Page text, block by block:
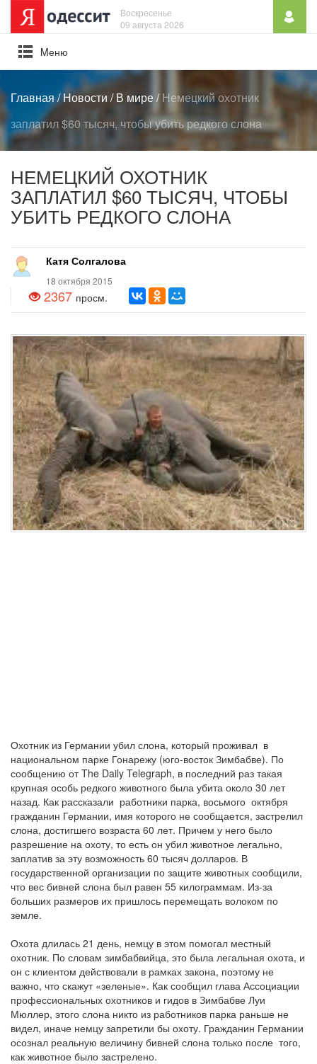
Воскресенье
09 августа 2026
Mеню
Главная/Новости /В мире/Немецкий охотник
заплатил $60 тысяч, чтобы убить редкого слона
НЕМЕЦКИЙ ОХОТНИК
ЗАПЛАТИЛ $60 ТЫСЯЧ, ЧТОБЫ
УБИТЬ РЕДКОГО СЛОНА
Катя Солгалова
18 октября 2015
2367 просм.
Охотник из Германии убил слона, который проживал в
национальном парке Гонарежу (юго-восток Зимбабве). По
сообщению от The Daily Telegraph, в последний раз такая
крупная особь редкого животного была убита около 30 лет
назад. Как рассказали работники парка, восьмого октября
гражданин Германии, имя которого не сообщается, застрелил
слона, достигшего возраста 60 лет. Причем у него было
разрешение на охоту, то есть он убил животное легально,
заплатив за эту возможность 60 тысяч долларов. В
государственной организации по защите животных сообщили,
что вес бивней слона был равен 55 килограммам. Из-за
больших размеров их пришлось перемещать волоком по
земле.
Охота длилась 21 день, немцу в этом помогал местный
охотник. По словам зимбабвийца, это была легальная охота, и
он с клиентом действовали в рамках закона, поэтому не
важно, что скажут «зеленые». Как сообщил глава Ассоциации
профессиональных охотников и гидов в Зимбабве Луи
Мюллер, этого слона никто из работников парка раньше не
видел, иначе немцу запретили бы охоту. Гражданин Германии
осознал реальную величину бивней слона только после того,
как животное было застрелено.